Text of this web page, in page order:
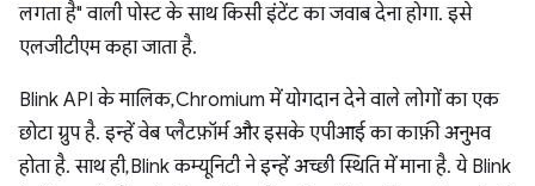
लगता है" वाली पोस्ट के साथ किसी इंटेंट का जवाब देना होगा. इसे
एलजीटीएम कहा जाता है.
Blink API के मालिक, Chromium में योगदान देने वाले लोगों का एक
छोटा ग्रुप है. इन्हें वेब प्लैटफ़ॉर्म और इसके एपीआई का काफ़ी अनुभव
होता है. साथ ही, Blink कम्यूनिटी ने इन्हें अच्छी स्थिति में माना है. ये Blink